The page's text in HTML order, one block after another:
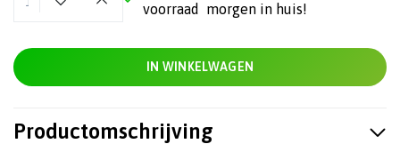
voorraad
morgen in huis!
IN WINKELWAGEN
Productomschrijving